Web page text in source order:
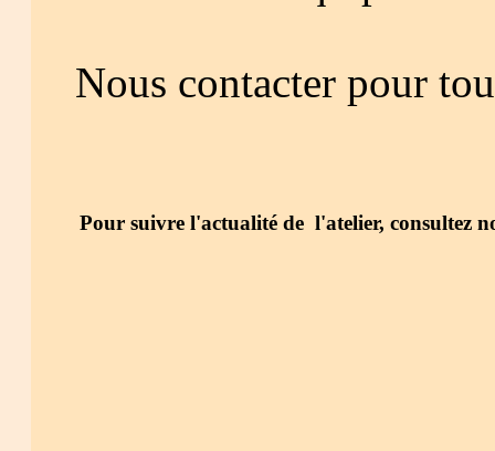
Nous contacter pour
Pour suivre l'actualité de l'atelier, consultez